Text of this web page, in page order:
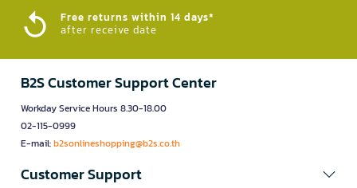
Free returns within 14 days*
after receive date
B2S Customer Support Center
Workday Service Hours 8.30-18.00
02-115-0999
E-mail:b2sonlineshopping@b2s.co.th
Customer Support